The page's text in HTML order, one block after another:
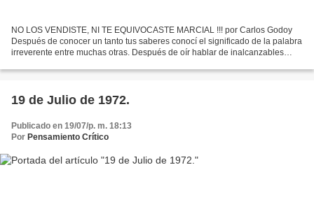
NO LOS VENDISTE, NI TE EQUIVOCASTE MARCIAL !!! por Carlos Godoy
Después de conocer un tanto tus saberes conocí el significado de la palabra
irreverente entre muchas otras. Después de oír hablar de inalcanzables
19 de Julio de 1972.
Publicado en 19/07/p. m. 18:13
Por Pensamiento Crítico